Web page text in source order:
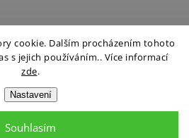
cookie. Dalším procházením tohoto
s jejich používáním.. Více informací
zde.
Nastavení
Souhlasím
. Všechna práva vyhrazena.